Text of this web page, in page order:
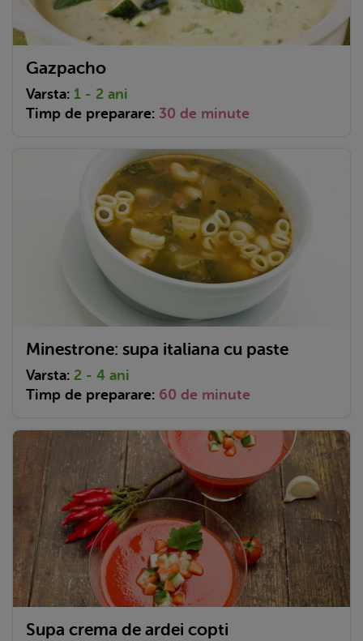
Gazpacho
Varsta: 1 - 2 ani
Timp de preparare: 30 de minute
Minestrone: supa italiana cu paste
Varsta: 2 - 4 ani
Timp de preparare: 60 de minute
Supa crema de ardei copti